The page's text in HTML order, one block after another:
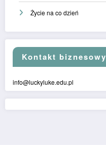
Życie na co dzień
Kontakt biznesowy
info@luckyluke.edu.pl